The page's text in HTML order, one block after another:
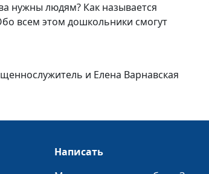
нужны людям? Как называется
всем этом дошкольники смогут
и Елена Варнавская
Написать